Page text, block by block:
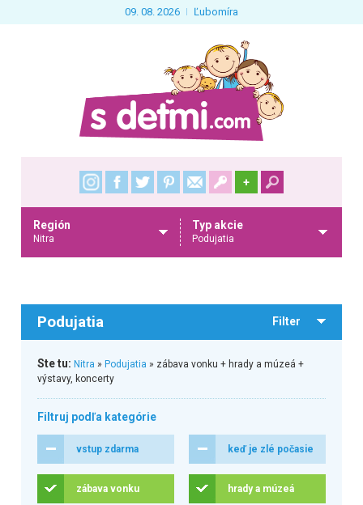
09. 08. 2026 Ľubomíra
+
Región
Nitra
Typ akcie
Podujatia
Podujatia Filter
Ste tu: Nitra » Podujatia » zábava vonku + hrady a múzeá +
výstavy, koncerty
Filtruj podľa kategórie
vstup zdarma keď je zlé počasie
zábava vonku hrady a múzeá